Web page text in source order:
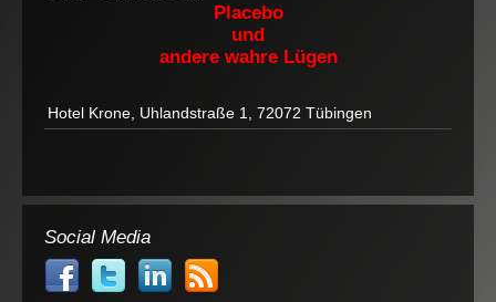
Placebo
und
andere wahre Lügen
Hotel Krone, Uhlandstraße 1, 72072 Tübingen
Social Media